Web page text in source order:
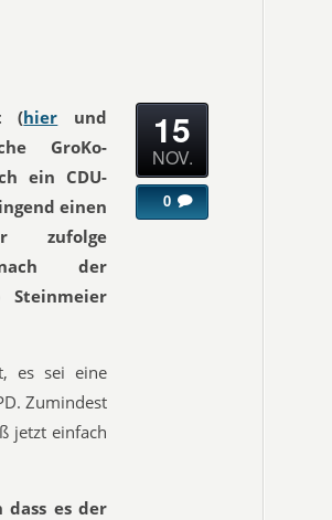
(hier und
GroKo-
ein CDU-
einen
zufolge
der
Steinmeier
es sei eine
Zumindest
jetzt einfach
dass es der
15
NOV.
0